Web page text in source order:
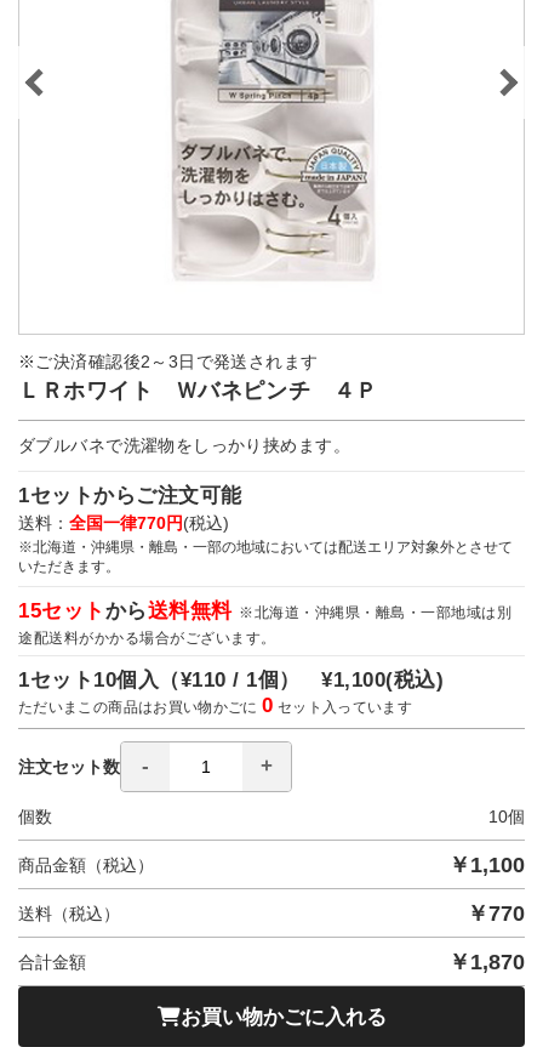
※ご決済確認後2～3日で発送されます
ＬＲホワイト Ｗバネピンチ ４Ｐ
ダブルバネで洗濯物をしっかり挟めます。
1セットからご注文可能
送料： 全国一律770円(税込)
※北海道・沖縄県・離島・一部の地域においては配送エリア対象外とさせて
いただきます。
15セット から送料無料 ※北海道・沖縄県・離島・一部地域は別
途配送料がかかる場合がございます。
1セット10個入（¥110 / 1個）¥1,100(税込)
ただいまこの商品はお買い物かごに0 セット入っています
注文セット数
個数 10個
商品金額（税込） ￥ 1,100
送料（税込） ￥770
合計金額 ￥ 1,870
お買い物かごに入れる